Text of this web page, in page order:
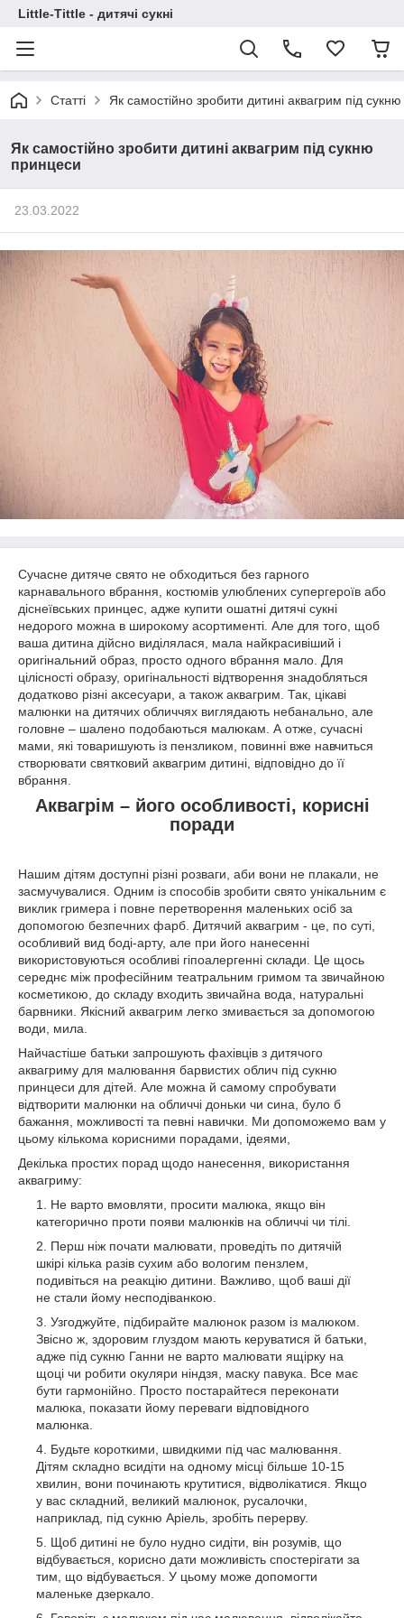
Little-Tittle - дитячі сукні
Статті Як самостійно зробити дитині аквагрим під
Як самостійно зробити дитині аквагрим під сукню
принцеси
23.03.2022
Сучасне дитяче свято не обходиться без гарного
карнавального вбрання, костюмів улюблених супергероїв або
діснеївських принцес, адже купити ошатні дитячі сукні
недорого можна в широкому асортименті. Але для того, щоб
ваша дитина дійсно виділялася, мала найкрасивіший і
оригінальний образ, просто одного вбрання мало. Для
цілісності образу, оригінальності відтворення знадобляться
додатково різні аксесуари, а також аквагрим. Так, цікаві
малюнки на дитячих обличчях виглядають небанально, але
головне – шалено подобаються малюкам. А отже, сучасні
мами, які товаришують із пензликом, повинні вже навчиться
створювати святковий аквагрим дитині, відповідно до її
вбрання.
Аквагрім – його особливості, корисні
поради
Нашим дітям доступні різні розваги, аби вони не плакали, не
засмучувалися. Одним із способів зробити свято унікальним є
виклик гримера і повне перетворення маленьких осіб за
допомогою безпечних фарб. Дитячий аквагрим - це, по суті,
особливий вид боді-арту, але при його нанесенні
використовуються особливі гіпоалергенні склади. Це щось
середнє між професійним театральним гримом та звичайною
косметикою, до складу входить звичайна вода, натуральні
барвники. Якісний аквагрим легко змивається за допомогою
води, мила.
Найчастіше батьки запрошують фахівців з дитячого
аквагриму для малювання барвистих облич під сукню
принцеси для дітей. Але можна й самому спробувати
відтворити малюнки на обличчі доньки чи сина, було б
бажання, можливості та певні навички. Ми допоможемо вам у
цьому кількома корисними порадами, ідеями,
Декілька простих порад щодо нанесення, використання
аквагриму:
Не варто вмовляти, просити малюка, якщо він
категорично проти появи малюнків на обличчі чи тілі.
Перш ніж почати малювати, проведіть по дитячій
шкірі кілька разів сухим або вологим пензлем,
подивіться на реакцію дитини. Важливо, щоб ваші дії
не стали йому несподіванкою.
Узгоджуйте, підбирайте малюнок разом із малюком.
Звісно ж, здоровим глуздом мають керуватися й батьки,
адже під сукню Ганни не варто малювати ящірку на
щоці чи робити окуляри ніндзя, маску павука. Все має
бути гармонійно. Просто постарайтеся переконати
малюка, показати йому переваги відповідного
малюнка.
Будьте короткими, швидкими під час малювання.
Дітям складно всидіти на одному місці більше 10-15
хвилин, вони починають крутитися, відволікатися. Якщо
у вас складний, великий малюнок, русалочки,
наприклад, під сукню Аріель, зробіть перерву.
Щоб дитині не було нудно сидіти, він розумів, що
відбувається, корисно дати можливість спостерігати за
тим, що відбувається. У цьому може допомогти
маленьке дзеркало.